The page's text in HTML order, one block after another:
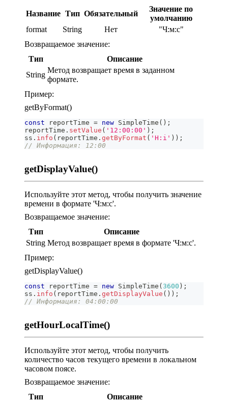
Название Тип Обязательный
Значение по
умолчанию
format
String Нет
"Ч:м:с"
Возвращаемое значение:
Тип
Описание
String
Метод возвращает время в заданном
формате.
Пример:
getByFormat()
const reportTime = new SimpleTime ( ) ;
reportTime . setValue ( '12:00:00' ) ;
ss . info ( reportTime . getByFormat ( 'H:i' ) ) ;
// Информация: 12:00
getDisplayValue()
Используйте этот метод, чтобы получить значение
времени в формате 'Ч:м:с'.
Возвращаемое значение:
Тип
Описание
String Метод возвращает время в формате 'Ч:м:с'.
Пример:
getDisplayValue()
const reportTime = new SimpleTime ( 3600 ) ;
ss . info ( reportTime . getDisplayValue ( ) ) ;
// Информация: 04:00:00
getHourLocalTime()
Используйте этот метод, чтобы получить
количество часов текущего времени в локальном
часовом поясе.
Возвращаемое значение:
Тип
Описание